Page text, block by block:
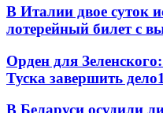
В Италии двое суток
лотерейный билет с
Орден для
Туска завершить дело